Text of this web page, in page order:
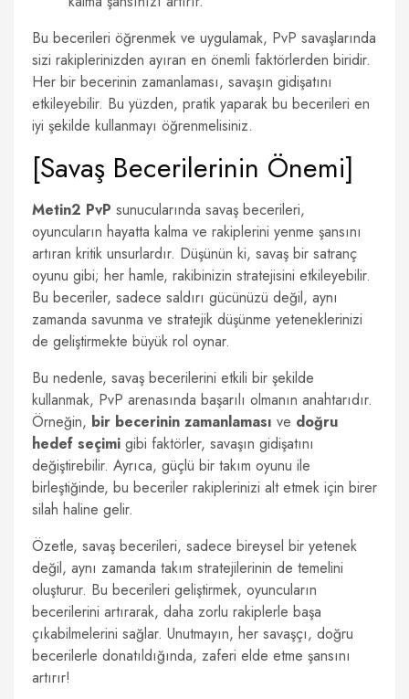
Bu becerileri öğrenmek ve uygulamak, PvP savaşlarında
sizi rakiplerinizden ayıran en önemli faktörlerden biridir.
Her bir becerinin zamanlaması, savaşın gidişatını
etkileyebilir. Bu yüzden, pratik yaparak bu becerileri en
iyi şekilde kullanmayı öğrenmelisiniz.
[Savaş Becerilerinin Önemi]
Metin2 PvP sunucularında savaş becerileri,
oyuncuların hayatta kalma ve rakiplerini yenme şansını
artıran kritik unsurlardır. Düşünün ki, savaş bir satranç
oyunu gibi; her hamle, rakibinizin stratejisini etkileyebilir.
Bu beceriler, sadece saldırı gücünüzü değil, aynı
zamanda savunma ve stratejik düşünme yeteneklerinizi
de geliştirmekte büyük rol oynar.
Bu nedenle, savaş becerilerini etkili bir şekilde
kullanmak, PvP arenasında başarılı olmanın anahtarıdır.
Örneğin, bir becerinin zamanlaması ve doğru
hedef seçimi gibi faktörler, savaşın gidişatını
değiştirebilir. Ayrıca, güçlü bir takım oyunu ile
birleştiğinde, bu beceriler rakiplerinizi alt etmek için birer
silah haline gelir.
Özetle, savaş becerileri, sadece bireysel bir yetenek
değil, aynı zamanda takım stratejilerinin de temelini
oluşturur. Bu becerileri geliştirmek, oyuncuların
becerilerini artırarak, daha zorlu rakiplerle başa
çıkabilmelerini sağlar. Unutmayın, her savaşçı, doğru
becerilerle donatıldığında, zaferi elde etme şansını
artırır!